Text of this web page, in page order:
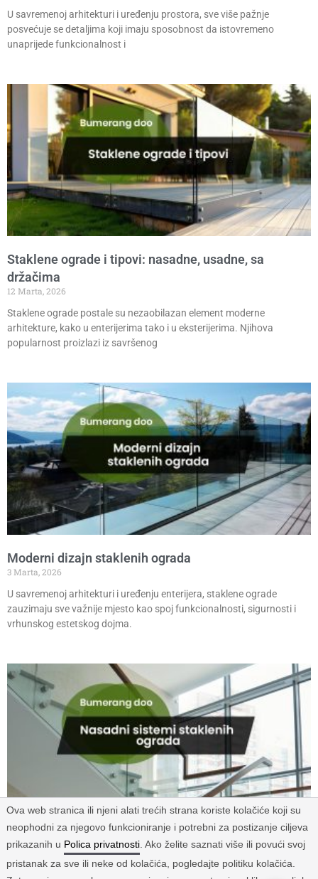
U savremenoj arhitekturi i uređenju prostora, sve više pažnje
posvećuje se detaljima koji imaju sposobnost da istovremeno
unaprijede funkcionalnost i
Staklene ograde i tipovi: nasadne, usadne, sa
držačima
12 Marta, 2026
Staklene ograde postale su nezaobilazan element moderne
arhitekture, kako u enterijerima tako i u eksterijerima. Njihova
popularnost proizlazi iz savršenog
Moderni dizajn staklenih ograda
3 Marta, 2026
U savremenoj arhitekturi i uređenju enterijera, staklene ograde
zauzimaju sve važnije mjesto kao spoj funkcionalnosti, sigurnosti i
vrhunskog estetskog dojma.
Nasadni sistemi staklenih ograda
9 Augusta, 2025
Savremena arhitektura danas sve više teži ka rješenjima koja spajaju
Ova web stranica ili njeni alati trećih strana koriste kolačiće koji su
neophodni za njegovo funkcioniranje i potrebni za postizanje ciljeva
prikazanih u Polica privatnosti. Ako želite saznati više ili povući svoj
pristanak za sve ili neke od kolačića, pogledajte politiku kolačića.